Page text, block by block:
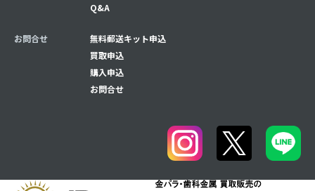
Q&A
お問合せ
無料郵送キット申込
買取申込
購入申込
お問合せ